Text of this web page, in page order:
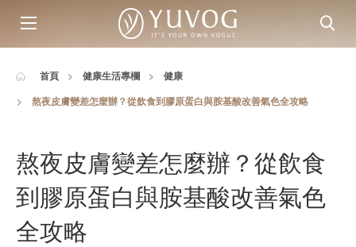
首頁 健康生活專欄
健康
熬夜皮膚變差怎麼辦？從飲食到膠原蛋白與胺基酸改善氣色全攻略
熬夜皮膚變差怎麼辦？從飲食
到膠原蛋白與胺基酸改善氣色
全攻略